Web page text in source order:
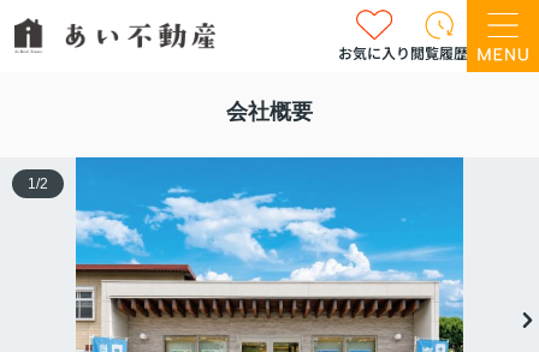
お気に入り閲覧履歴
会社概要
1 /2